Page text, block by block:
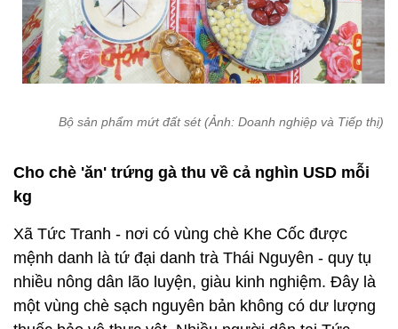
Bộ sản phẩm mứt đất sét (Ảnh: Doanh nghiệp và Tiếp thị)
Cho chè 'ăn' trứng gà thu về cả nghìn USD mỗi
kg
Xã Tức Tranh - nơi có vùng chè Khe Cốc được
mệnh danh là tứ đại danh trà Thái Nguyên - quy tụ
nhiều nông dân lão luyện, giàu kinh nghiệm. Đây là
một vùng chè sạch nguyên bản không có dư lượng